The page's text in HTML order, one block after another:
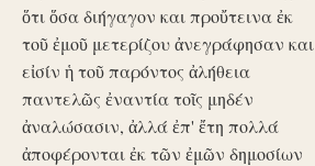
ὅτι ὅσα διήγαγον και προὔτεινα ἐκ
τοῦ ἐμοῦ μετερίζου ἀνεγράφησαν και
εἰσίν ἡ τοῦ παρόντος ἀλήθεια
παντελῶς ἐναντία τοῖς μηδέν
ἀναλώσασιν, ἀλλά ἐπ' ἔτη πολλά
ἀποφέρονται ἐκ τῶν ἐμῶν δημοσίων